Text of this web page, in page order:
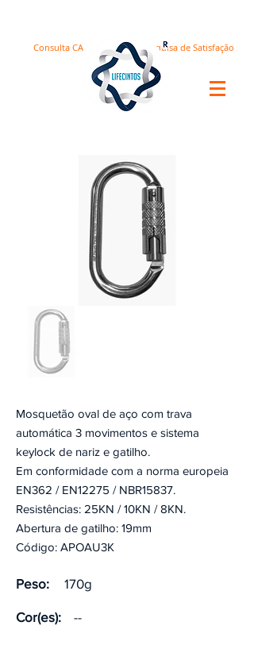
Pesquisa de Satisfação
Consulta CA
Mosquetão oval de aço com trava
automática 3 movimentos e sistema
keylock de nariz e gatilho.
Em conformidade com a norma europeia
EN362 / EN12275 / NBR15837.
Resistências: 25KN / 10KN / 8KN.
Abertura de gatilho: 19mm
Código: APOAU3K
Peso: 170g
Cor(es): --